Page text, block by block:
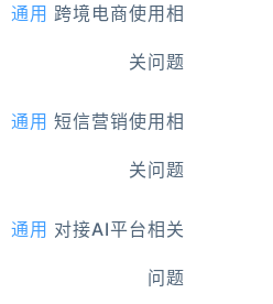
通用 跨境电商使用相
关问题
通用 短信营销使用相
关问题
通用 对接AI平台相关
问题